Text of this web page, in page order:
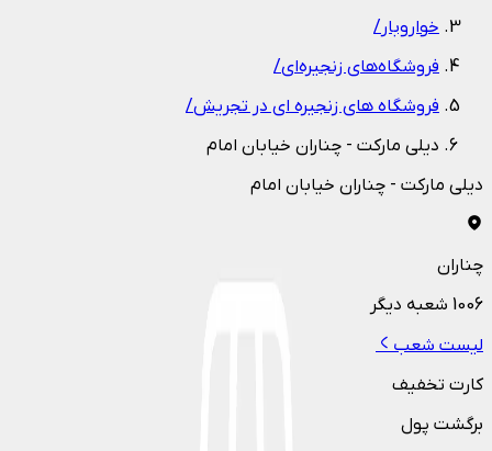
خواروبار/
فروشگاه‌های زنجیره‌ای/
فروشگاه های زنجیره ای در تجریش/
دیلی مارکت - چناران خیابان امام
دیلی مارکت - چناران خیابان امام
چناران
1006 شعبه دیگر
لیست شعب
کارت تخفیف
برگشت پول